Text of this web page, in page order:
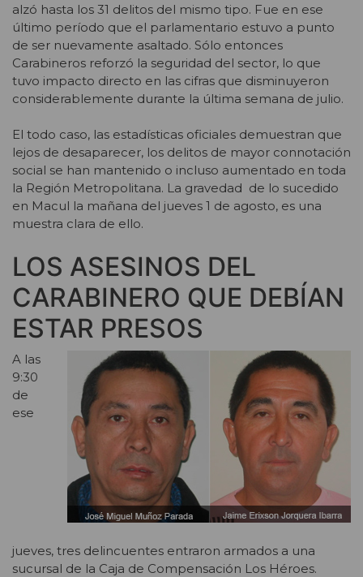
alzó hasta los 31 delitos del mismo tipo. Fue en ese
último período que el parlamentario estuvo a punto
de ser nuevamente asaltado. Sólo entonces
Carabineros reforzó la seguridad del sector, lo que
tuvo impacto directo en las cifras que disminuyeron
considerablemente durante la última semana de julio.
El todo caso, las estadísticas oficiales demuestran que
lejos de desaparecer, los delitos de mayor connotación
social se han mantenido o incluso aumentado en toda
la Región Metropolitana. La gravedad de lo sucedido
en Macul la mañana del jueves 1 de agosto, es una
muestra clara de ello.
LOS ASESINOS DEL
CARABINERO QUE DEBÍAN
ESTAR PRESOS
A las
9:30
de
ese
jueves, tres delincuentes entraron armados a una
sucursal de la Caja de Compensación Los Héroes.